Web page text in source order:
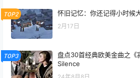
TOP2 怀旧记忆：你还记得小时候
2月17日
TOP3
盘点30首经典欧美金曲之
Silence